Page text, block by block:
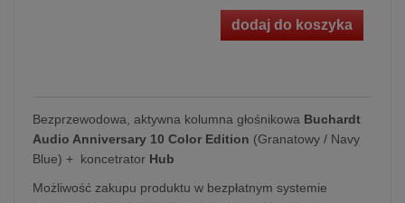
dodaj do koszyka
Bezprzewodowa, aktywna kolumna głośnikowa Buchardt
Audio Anniversary 10 Color Edition (Granatowy / Navy
Blue) + koncetrator Hub
Możliwość zakupu produktu w bezpłatnym systemie